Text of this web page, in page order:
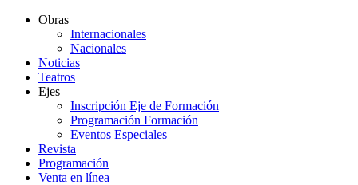
Obras
Internacionales
Nacionales
Noticias
Teatros
Ejes
Inscripción Eje de Formación
Programación Formación
Eventos Especiales
Revista
Programación
Venta en línea